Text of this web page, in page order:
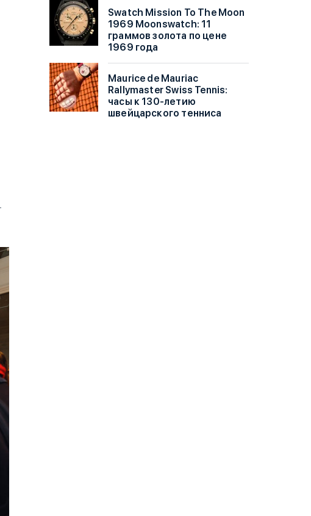
Swatch Mission To The Moon
1969 Moonswatch: 11
граммов золота по цене
1969 года
Maurice de Mauriac
Rallymaster Swiss Tennis:
часы к 130-летию
швейцарского тенниса